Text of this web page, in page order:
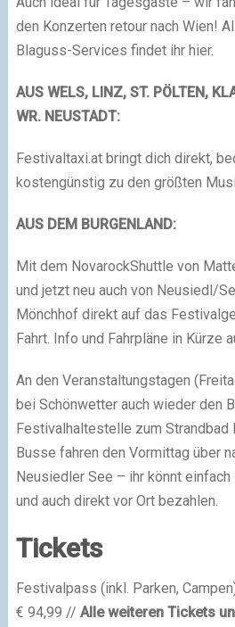
den Konzerten retour nach Wien!
Blaguss-Services findet ihr hier.
AUS WELS, LINZ, ST. PÖLTEN,
WR. NEUSTADT:
Festivaltaxi.at bringt dich direkt,
kostengünstig zu den größten
AUS DEM BURGENLAND:
Mit dem NovarockShuttle von
und jetzt neu auch von Neusiedl/
Mönchhof direkt auf das
Fahrt. Info und Fahrpläne in Kürze
An den Veranstaltungstagen
bei Schönwetter auch wieder den
Festivalhaltestelle zum Strandbad
Busse fahren den Vormittag über
Neusiedler See – ihr könnt
und auch direkt vor Ort bezahlen.
Tickets
Festivalpass (inkl. Parken,
€ 94,99 // Alle weiteren Tickets